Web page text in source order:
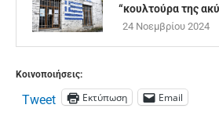
“κουλτούρα της
24 Νοεμβρίου 2024
Κοινοποιήσεις:
Tweet Εκτύπωση Email